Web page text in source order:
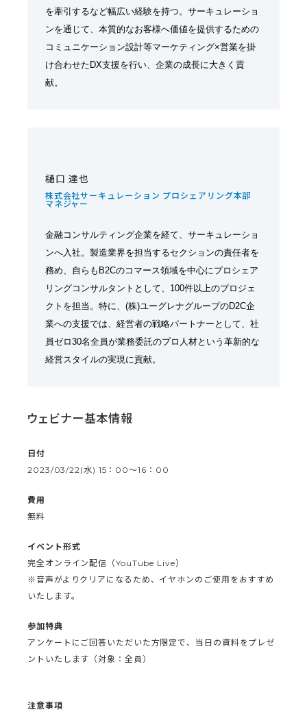
を牽引するなど幅広い経験を持つ。サーキュレーショ
ンを通じて、本質的なお客様へ価値を提供するための
コミュニケーション設計等マーケティング×営業を掛
け合わせたDX支援を行い、企業の成長に大きく貢
献。
樋口 達也
株式会社サーキュレーション プロシェアリング本部
マネジャー
金融コンサルティング企業を経て、サーキュレーショ
ンへ入社。製造業界を担当するセクションの責任者を
務め、自らもB2Cのコマース領域を中心にプロシェア
リングコンサルタントとして、100件以上のプロジェ
クトを担当。特に、(株)ユーグレナグループのD2C企
業への支援では、経営者の戦略パートナーとして、社
員ゼロ30名全員が業務委託のプロ人材という革新的な
経営スタイルの実現に貢献。
ウェビナー基本情報
日付
2023/03/22(水) 15：00〜16：00
費用
無料
イベント形式
完全オンライン配信（YouTube Live）
※音声がよりクリアになるため、イヤホンのご使用をおすすめ
いたします。
参加特典
アンケートにご回答いただいた方限定で、当日の資料をプレゼ
ントいたします（対象：全員）
注意事項